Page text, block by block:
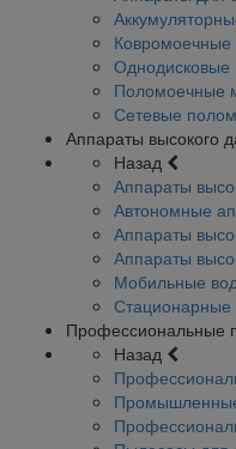
Поломоечные
Сетевые
Аппараты высокого
Назад
Аппараты
Автономные
Аппараты
Аппараты
Мобильные
Стационарные
Профессиональные
Назад